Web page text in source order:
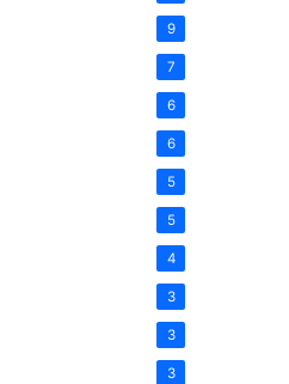
9
7
6
6
5
5
4
3
3
3